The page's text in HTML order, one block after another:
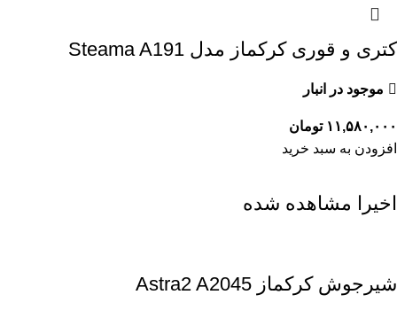
کتری و قوری کرکماز مدل Steama A191
موجود در انبار
۱۱,۵۸۰,۰۰۰ تومان
افزودن به سبد خرید
اخیرا مشاهده شده
شیرجوش کرکماز Astra2 A2045